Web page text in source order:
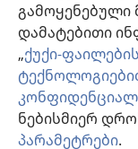
გამოყენებული
დამატებითი
„ქუქი-
ნებისმიერ
პარამეტრები.
„საგუშაგო
Copyright© 2026
ᲡᲐᲠᲒᲔᲑᲚᲝᲑᲘᲡ